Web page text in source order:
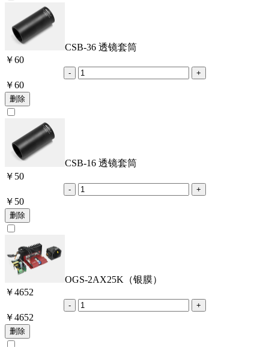
CSB-36 透镜套筒
￥60
￥60
CSB-16 透镜套筒
￥ 50
￥ 50
OGS-2AX25K（银膜）
￥4652
￥4652